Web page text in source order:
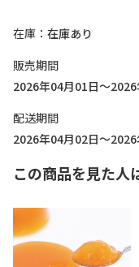
在庫
在庫あり
販売期間
2026年04月01日～
配送期間
2026年04月02日～
この商品を見た人